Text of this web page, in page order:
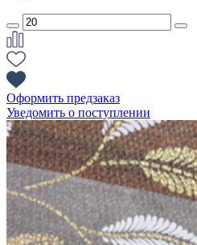
Оформить предзаказ
Уведомить о поступлении